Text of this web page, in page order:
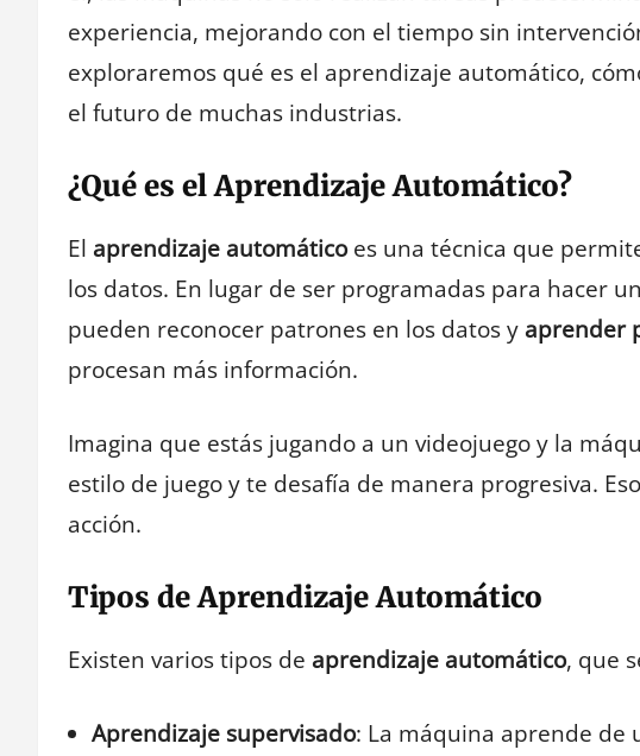
experiencia, mejorando con el tiempo sin
exploraremos qué es el aprendizaje automático,
el futuro de muchas industrias.
¿Qué es el Aprendizaje Automático?
El aprendizaje automáticoes una técnica que
los datos. En lugar de ser programadas para hacer
pueden reconocer patrones en los datos y aprender
procesan más información.
Imagina que estás jugando a un videojuego y la
estilo de juego y te desafía de manera progresiva.
acción.
Tipos de Aprendizaje Automático
Existen varios tipos de aprendizaje automático, que
Aprendizaje supervisado: La máquina aprende de